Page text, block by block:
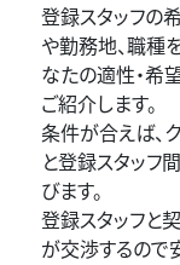
登録スタッフの
や勤務地、職種
なたの適性・希
ご紹介します。
条件が合えば、
と登録スタッフ
びます。
登録スタッフと
が交渉するので